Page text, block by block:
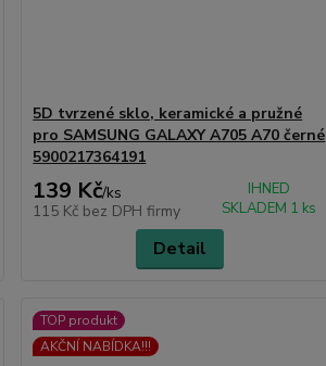
5D tvrzené sklo, keramické a pružné
pro SAMSUNG GALAXY A705 A70 černé
5900217364191
139 Kč/ks
115 Kč bez DPH firmy
IHNED
SKLADEM 1 ks
Detail
TOP produkt
AKČNÍ NABÍDKA!!!